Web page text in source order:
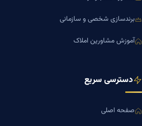
برندسازی شخصی و سازمانی
آموزش مشاورین املاک
دسترسی سریع
صفحه اصلی